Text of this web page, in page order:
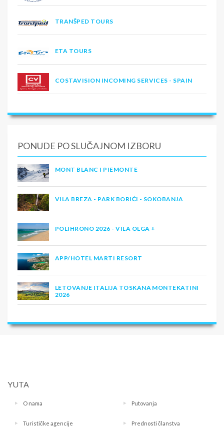
TRANŠPED TOURS
ETA TOURS
COSTAVISION INCOMING SERVICES - SPAIN
PONUDE PO SLUČAJNOM IZBORU
MONT BLANC I PIEMONTE
VILA BREZA - PARK BORIĆI - SOKOBANJA
POLIHRONO 2026 - VILA OLGA +
APP/HOTEL MARTI RESORT
LETOVANJE ITALIJA TOSKANA MONTEKATINI
2026
YUTA
O nama Putovanja
Turističke agencije Prednosti članstva